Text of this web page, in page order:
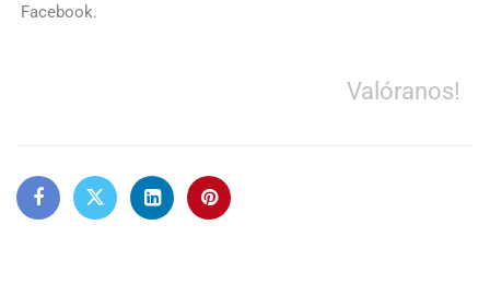
Facebook.
Valóranos!